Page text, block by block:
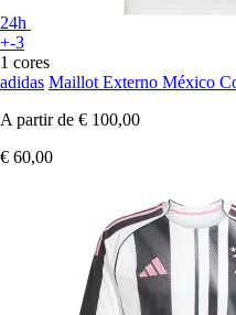
24h
+-3
1 cores
adidas Maillot Externo México
A partir de € 100,00
€ 60,00